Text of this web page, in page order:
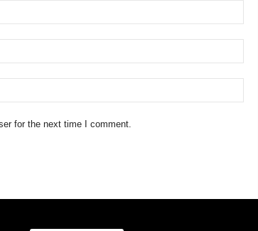
for the next time I comment.